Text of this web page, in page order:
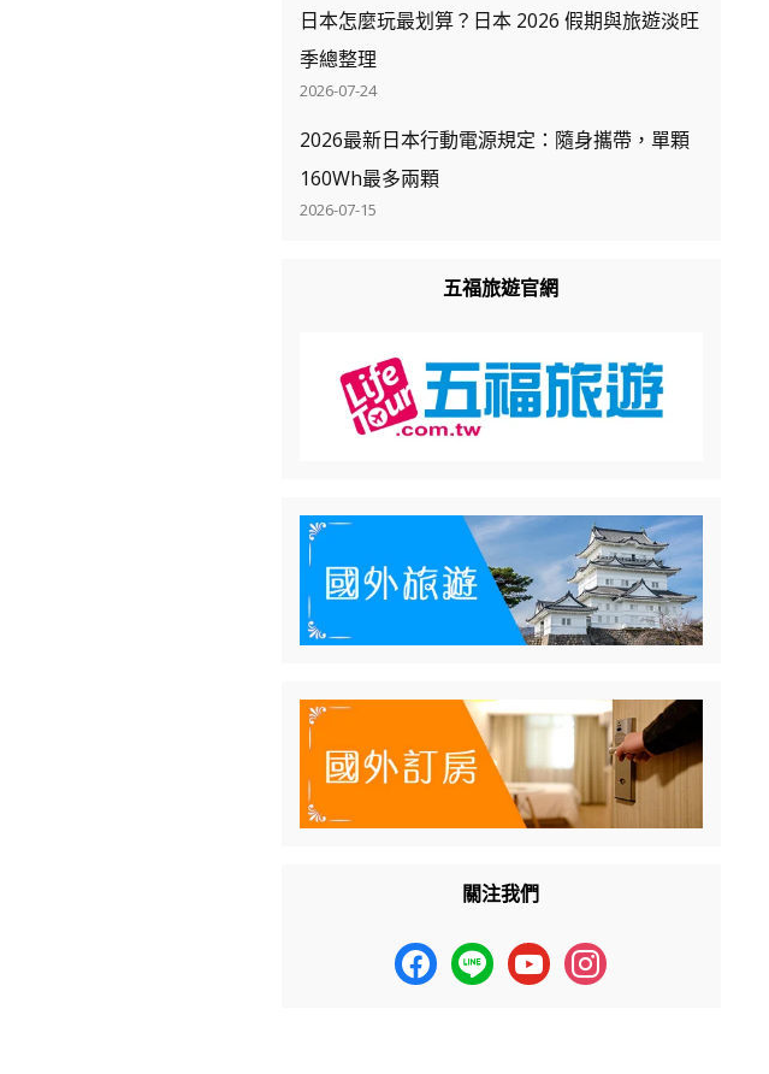
日本怎麼玩最划算？日本 2026 假期與旅遊淡旺
季總整理
2026-07-24
2026最新日本行動電源規定：隨身攜帶，單顆
160Wh最多兩顆
2026-07-15
五福旅遊官網
關注我們
facebook
line youtubeinstagram